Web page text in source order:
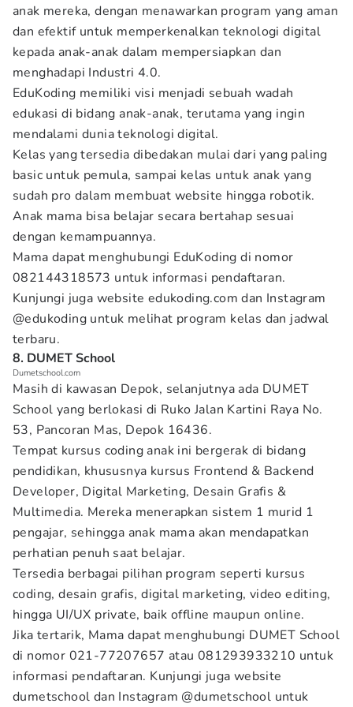
anak mereka, dengan menawarkan program yang aman
dan efektif untuk memperkenalkan teknologi digital
kepada anak-anak dalam mempersiapkan dan
menghadapi Industri 4.0.
EduKoding memiliki visi menjadi sebuah wadah
edukasi di bidang anak-anak, terutama yang ingin
mendalami dunia teknologi digital.
Kelas yang tersedia dibedakan mulai dari yang paling
basic untuk pemula, sampai kelas untuk anak yang
sudah pro dalam membuat website hingga robotik.
Anak mama bisa belajar secara bertahap sesuai
dengan kemampuannya.
Mama dapat menghubungi EduKoding di nomor
082144318573 untuk informasi pendaftaran.
Kunjungi juga website edukoding.com dan Instagram
@edukoding untuk melihat program kelas dan jadwal
terbaru.
8. DUMET School
Dumetschool.com
Masih di kawasan Depok, selanjutnya ada DUMET
School yang berlokasi di Ruko Jalan Kartini Raya No.
53, Pancoran Mas, Depok 16436.
Tempat kursus coding anak ini bergerak di bidang
pendidikan, khususnya kursus Frontend & Backend
Developer, Digital Marketing, Desain Grafis &
Multimedia. Mereka menerapkan sistem 1 murid 1
pengajar, sehingga anak mama akan mendapatkan
perhatian penuh saat belajar.
Tersedia berbagai pilihan program seperti kursus
coding, desain grafis, digital marketing, video editing,
hingga UI/UX private, baik offline maupun online.
Jika tertarik, Mama dapat menghubungi DUMET School
di nomor 021-77207657 atau 081293933210 untuk
informasi pendaftaran. Kunjungi juga website
dumetschool dan Instagram @dumetschool untuk